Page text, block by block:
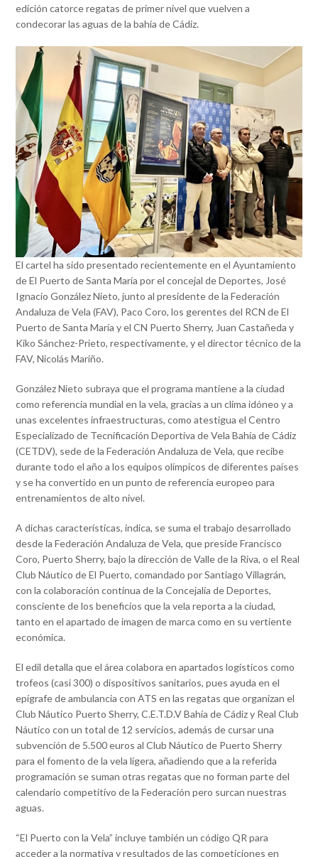
edición catorce regatas de primer nivel que vuelven a
condecorar las aguas de la bahía de Cádiz.
El cartel ha sido presentado recientemente en el Ayuntamiento
de El Puerto de Santa María por el concejal de Deportes, José
Ignacio González Nieto, junto al presidente de la Federación
Andaluza de Vela (FAV), Paco Coro, los gerentes del RCN de El
Puerto de Santa María y el CN Puerto Sherry, Juan Castañeda y
Kiko Sánchez-Prieto, respectivamente, y el director técnico de la
FAV, Nicolás Mariño.
González Nieto subraya que el programa mantiene a la ciudad
como referencia mundial en la vela, gracias a un clima idóneo y a
unas excelentes infraestructuras, como atestigua el Centro
Especializado de Tecnificación Deportiva de Vela Bahía de Cádiz
(CETDV), sede de la Federación Andaluza de Vela, que recibe
durante todo el año a los equipos olímpicos de diferentes países
y se ha convertido en un punto de referencia europeo para
entrenamientos de alto nivel.
A dichas características, indica, se suma el trabajo desarrollado
desde la Federación Andaluza de Vela, que preside Francisco
Coro, Puerto Sherry, bajo la dirección de Valle de la Riva, o el Real
Club Náutico de El Puerto, comandado por Santiago Villagrán,
con la colaboración continua de la Concejalía de Deportes,
consciente de los beneficios que la vela reporta a la ciudad,
tanto en el apartado de imagen de marca como en su vertiente
económica.
El edil detalla que el área colabora en apartados logísticos como
trofeos (casi 300) o dispositivos sanitarios, pues ayuda en el
epígrafe de ambulancia con ATS en las regatas que organizan el
Club Náutico Puerto Sherry, C.E.T.D.V Bahía de Cádiz y Real Club
Náutico con un total de 12 servicios, además de cursar una
subvención de 5.500 euros al Club Náutico de Puerto Sherry
para el fomento de la vela ligera, añadiendo que a la referida
programación se suman otras regatas que no forman parte del
calendario competitivo de la Federación pero surcan nuestras
aguas.
“El Puerto con la Vela” incluye también un código QR para
acceder a la normativa y resultados de las competiciones en